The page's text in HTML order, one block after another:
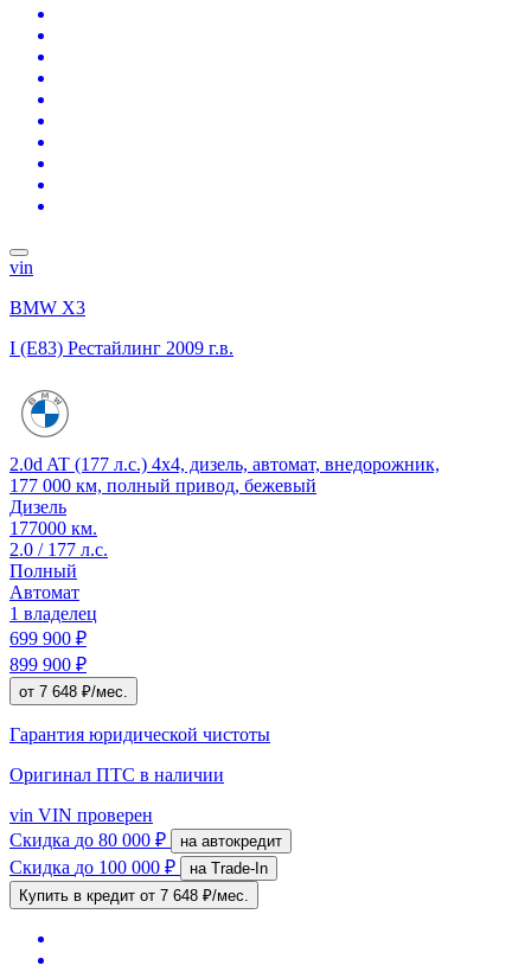
vin
BMW X3
I (E83) Рестайлинг 2009 г.в.
2.0d AT (177 л.с.) 4x4, дизель, автомат, внедорожник,
177 000 км, полный привод, бежевый
Дизель
177000 км.
2.0 / 177 л.с.
Полный
Автомат
1 владелец
699 900 ₽
899 900 ₽
от 7 648 ₽/мес.
Гарантия юридической чистоты
Оригинал ПТС в наличии
vin VIN проверен
Скидка до 80 000 ₽ на автокредит
Скидка до 100 000 ₽
на Trade-In
Купить в кредит от 7 648 ₽/мес.